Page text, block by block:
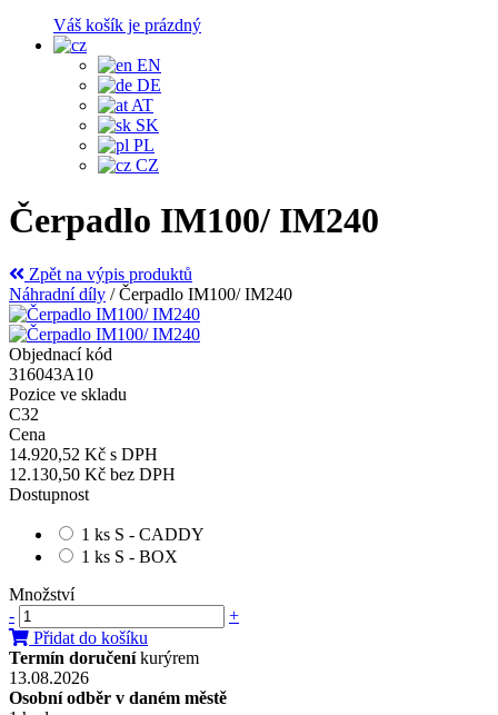
Váš košík je prázdný
EN
DE
AT
SK
PL
CZ
Čerpadlo IM100/ IM240
Zpět na výpis produktů
Náhradní díly /Čerpadlo IM100/ IM240
Objednací kód
316043A10
Pozice ve skladu
C32
Cena
14.920,52 Kč s DPH
12.130,50 Kč bez DPH
Dostupnost
1 ks S - CADDY
1 ks S - BOX
Množství
-
+
Přidat do košíku
Termín doručeníkurýrem
13.08.2026
Osobní odběr v daném městě